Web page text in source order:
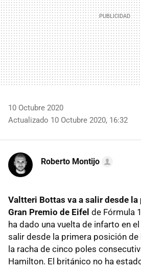
10 Octubre 2020
Actualizado 10 Octubre 2020, 16:32
Roberto Montijo
Valtteri Bottas va a salir desde
Gran Premio de Eifel de Fórmula
ha dado una vuelta de infarto en
salir desde la primera posición
la racha de cinco poles
Hamilton. El británico no ha